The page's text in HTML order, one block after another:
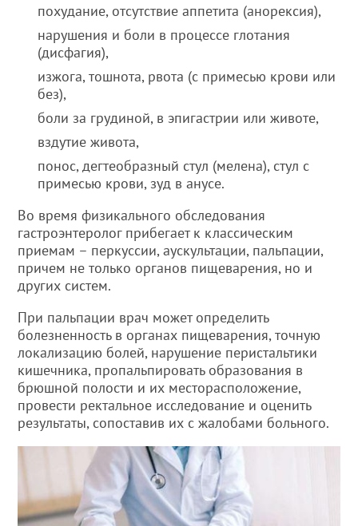
похудание, отсутствие аппетита (анорексия),
нарушения и боли в процессе глотания
(дисфагия),
изжога, тошнота, рвота (с примесью крови или
без),
боли за грудиной, в эпигастрии или животе,
вздутие живота,
понос, дегтеобразный стул (мелена), стул с
примесью крови, зуд в анусе.
Во время физикального обследования
гастроэнтеролог прибегает к классическим
приемам – перкуссии, аускультации, пальпации,
причем не только органов пищеварения, но и
других систем.
При пальпации врач может определить
болезненность в органах пищеварения, точную
локализацию болей, нарушение перистальтики
кишечника, пропальпировать образования в
брюшной полости и их месторасположение,
провести ректальное исследование и оценить
результаты, сопоставив их с жалобами больного.